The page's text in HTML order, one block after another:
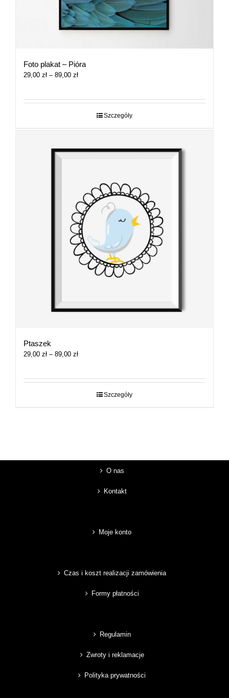
Foto plakat – Pióra
29,00 zł – 89,00 złZakres
29,00 zł
Szczegóły
Ptaszek
29,00 zł – 89,00 złZakres
29,00 zł
Szczegóły
O nas
Kontakt
Moje konto
Czas i koszt realizacji zamówienia
Formy płatności
Regulamin
Zwroty i reklamacje
Polityka prywatności